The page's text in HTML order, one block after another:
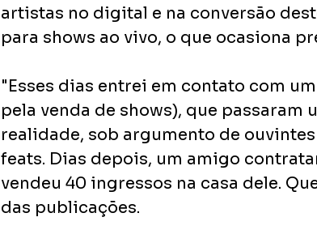
artistas no digital e na conversão
para shows ao vivo, o que ocasiona
"Esses dias entrei em contato com
pela venda de shows), que passaram
realidade, sob argumento de
feats. Dias depois, um amigo
vendeu 40 ingressos na casa dele.
das publicações.